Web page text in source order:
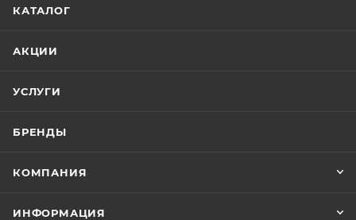
КАТАЛОГ
АКЦИИ
УСЛУГИ
БРЕНДЫ
КОМПАНИЯ
ИНФОРМАЦИЯ